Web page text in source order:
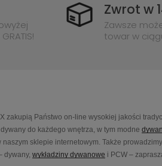
Zwrot w
Zawsze
towar w
zakupią Państwo on-line wysokiej jakości
do każdego wnętrza, w tym modne
naszym sklepie internetowym. Także
dywany, wykładziny dywanowe i PCW –